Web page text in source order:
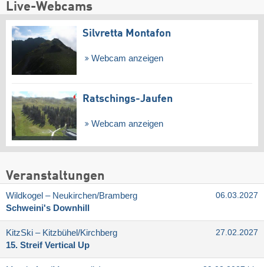
Live-Webcams
Silvretta Montafon
Webcam anzeigen
Ratschings-Jaufen
Webcam anzeigen
Veranstaltungen
Wildkogel – Neukirchen/​Bramberg
Schweini's Downhill
06.03.2027
KitzSki – Kitzbühel/​Kirchberg
15. Streif Vertical Up
27.02.2027